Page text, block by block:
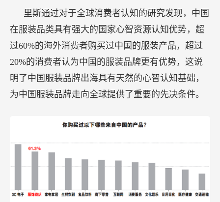
里斯通过对于全球消费者认知的研究发现，中国
在服装品类具有强大的国家心智资源认知优势，超
过60%的海外消费者购买过中国的服装产品，超过
20%的消费者认为中国的服装品牌更有优势，这说
明了中国服装品牌出海具有天然的心智认知基础，
为中国服装品牌走向全球提供了重要的先决条件。